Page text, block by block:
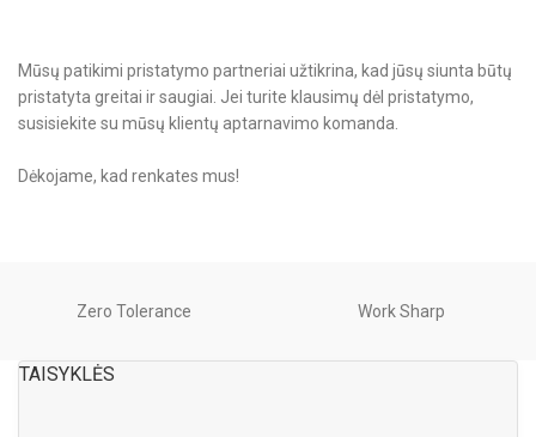
Mūsų patikimi pristatymo partneriai užtikrina, kad jūsų siunta būtų
pristatyta greitai ir saugiai. Jei turite klausimų dėl pristatymo,
susisiekite su mūsų klientų aptarnavimo komanda.
Dėkojame, kad renkates mus!
Zero Tolerance Work Sharp
TAISYKLĖS